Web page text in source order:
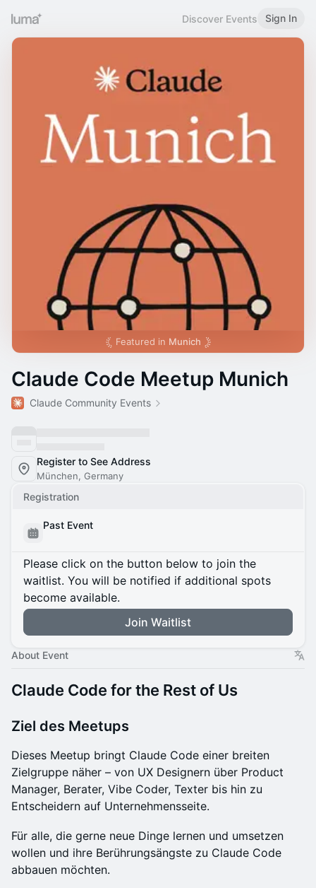
Discover Events Sign In
Featured in Munich
Claude Code Meetup Munich
Claude Community Events
Register to See Address
München, Germany
Registration
Past Event
Please click on the button below to join the
waitlist. You will be notified if additional spots
become available.
Join Waitlist
About Event
Claude Code for the Rest of Us
​Ziel des Meetups
​Dieses Meetup bringt Claude Code einer breiten
Zielgruppe näher – von UX Designern über Product
Manager, Berater, Vibe Coder, Texter bis hin zu
Entscheidern auf Unternehmensseite.
​Für alle, die gerne neue Dinge lernen und umsetzen
wollen und ihre Berührungsängste zu Claude Code
abbauen möchten.